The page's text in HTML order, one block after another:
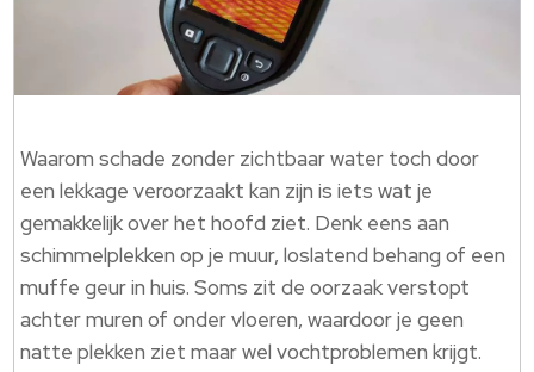
Waarom schade zonder zichtbaar water toch door
een lekkage veroorzaakt kan zijn is iets wat je
gemakkelijk over het hoofd ziet. Denk eens aan
schimmelplekken op je muur, loslatend behang of een
muffe geur in huis. Soms zit de oorzaak verstopt
achter muren of onder vloeren, waardoor je geen
natte plekken ziet maar wel vochtproblemen krijgt.